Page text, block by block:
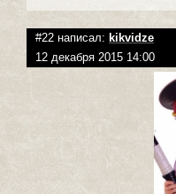
#22 написал: kikvidze
12 декабря 2015 14:00